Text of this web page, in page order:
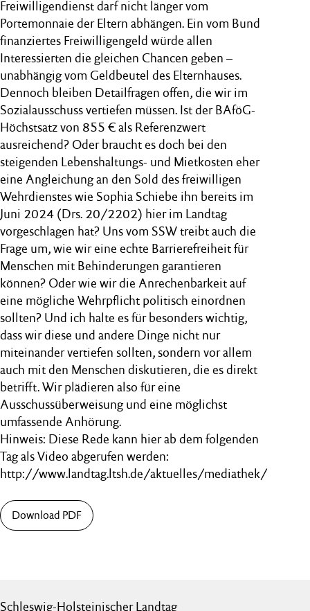
Freiwilligendienst darf nicht länger vom
Portemonnaie der Eltern abhängen. Ein vom Bund
finanziertes Freiwilligengeld würde allen
Interessierten die gleichen Chancen geben –
unabhängig vom Geldbeutel des Elternhauses.
Dennoch bleiben Detailfragen offen, die wir im
Sozialausschuss vertiefen müssen. Ist der BAföG-
Höchstsatz von 855 € als Referenzwert
ausreichend? Oder braucht es doch bei den
steigenden Lebenshaltungs- und Mietkosten eher
eine Angleichung an den Sold des freiwilligen
Wehrdienstes wie Sophia Schiebe ihn bereits im
Juni 2024 (Drs. 20/2202) hier im Landtag
vorgeschlagen hat? Uns vom SSW treibt auch die
Frage um, wie wir eine echte Barrierefreiheit für
Menschen mit Behinderungen garantieren
können? Oder wie wir die Anrechenbarkeit auf
eine mögliche Wehrpflicht politisch einordnen
sollten? Und ich halte es für besonders wichtig,
dass wir diese und andere Dinge nicht nur
miteinander vertiefen sollten, sondern vor allem
auch mit den Menschen diskutieren, die es direkt
betrifft. Wir plädieren also für eine
Ausschussüberweisung und eine möglichst
umfassende Anhörung.
Hinweis: Diese Rede kann hier ab dem folgenden
Tag als Video abgerufen werden:
http://www.landtag.ltsh.de/aktuelles/mediathek/
Download PDF
Schleswig-Holsteinischer Landtag